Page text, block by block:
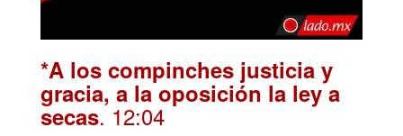
*A los compinches justicia y
gracia, a la oposición la ley a
secas. 12:04